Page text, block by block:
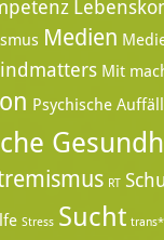
Medien
Mit
Psychische
RT
Stress Sucht trans*